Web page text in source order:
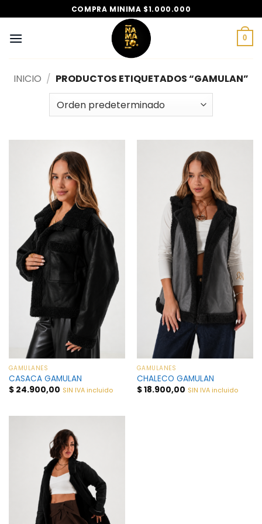
al
contenido
COMPRA MINIMA $1.000.000
0
INICIO / PRODUCTOS ETIQUETADOS “GAMULAN”
GAMULANES
CASACA GAMULAN
$24.900,00 SIN IVA incluido
GAMULANES
CHALECO GAMULAN
$18.900,00 SIN IVA incluido